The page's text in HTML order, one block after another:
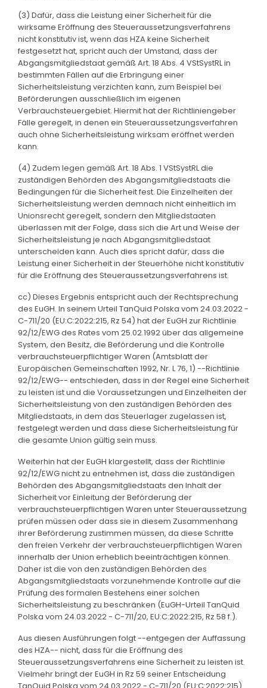
(3) Dafür, dass die Leistung einer Sicherheit für die
wirksame Eröffnung des Steueraussetzungsverfahrens
nicht konstitutiv ist, wenn das HZA keine Sicherheit
festgesetzt hat, spricht auch der Umstand, dass der
Abgangsmitgliedstaat gemäß Art. 18 Abs. 4 VStSystRL in
bestimmten Fällen auf die Erbringung einer
Sicherheitsleistung verzichten kann, zum Beispiel bei
Beförderungen ausschließlich im eigenen
Verbrauchsteuergebiet. Hiermit hat der Richtliniengeber
Fälle geregelt, in denen ein Steueraussetzungsverfahren
auch ohne Sicherheitsleistung wirksam eröffnet werden
kann.
(4) Zudem legen gemäß Art. 18 Abs. 1 VStSystRL die
zuständigen Behörden des Abgangsmitgliedstaats die
Bedingungen für die Sicherheit fest. Die Einzelheiten der
Sicherheitsleistung werden demnach nicht einheitlich im
Unionsrecht geregelt, sondern den Mitgliedstaaten
überlassen mit der Folge, dass sich die Art und Weise der
Sicherheitsleistung je nach Abgangsmitgliedstaat
unterscheiden kann. Auch dies spricht dafür, dass die
Leistung einer Sicherheit in der Steuerhöhe nicht konstitutiv
für die Eröffnung des Steueraussetzungsverfahrens ist.
cc) Dieses Ergebnis entspricht auch der Rechtsprechung
des EuGH. In seinem Urteil TanQuid Polska vom 24.03.2022 -
C-711/20 (EU:C:2022:215, Rz 54) hat der EuGH zur Richtlinie
92/12/EWG des Rates vom 25.02.1992 über das allgemeine
System, den Besitz, die Beförderung und die Kontrolle
verbrauchsteuerpflichtiger Waren (Amtsblatt der
Europäischen Gemeinschaften 1992, Nr. L 76, 1) --Richtlinie
92/12/EWG-- entschieden, dass in der Regel eine Sicherheit
zu leisten ist und die Voraussetzungen und Einzelheiten der
Sicherheitsleistung von den zuständigen Behörden des
Mitgliedstaats, in dem das Steuerlager zugelassen ist,
festgelegt werden und dass diese Sicherheitsleistung für
die gesamte Union gültig sein muss.
Weiterhin hat der EuGH klargestellt, dass der Richtlinie
92/12/EWG nicht zu entnehmen ist, dass die zuständigen
Behörden des Abgangsmitgliedstaats den Inhalt der
Sicherheit vor Einleitung der Beförderung der
verbrauchsteuerpflichtigen Waren unter Steueraussetzung
prüfen müssen oder dass sie in diesem Zusammenhang
ihrer Beförderung zustimmen müssen, da diese Schritte
den freien Verkehr der verbrauchsteuerpflichtigen Waren
innerhalb der Union erheblich beeinträchtigen können.
Daher ist die von den zuständigen Behörden des
Abgangsmitgliedstaats vorzunehmende Kontrolle auf die
Prüfung des formalen Bestehens einer solchen
Sicherheitsleistung zu beschränken (EuGH-Urteil TanQuid
Polska vom 24.03.2022 - C-711/20, EU:C:2022:215, Rz 58 f.).
Aus diesen Ausführungen folgt --entgegen der Auffassung
des HZA-- nicht, dass für die Eröffnung des
Steueraussetzungsverfahrens eine Sicherheit zu leisten ist.
Vielmehr bringt der EuGH in Rz 59 seiner Entscheidung